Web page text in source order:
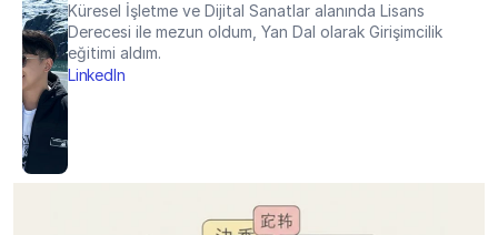
Küresel İşletme ve Dijital Sanatlar alanında Lisans
Derecesi ile mezun oldum, Yan Dal olarak Girişimcilik
eğitimi aldım.
LinkedIn